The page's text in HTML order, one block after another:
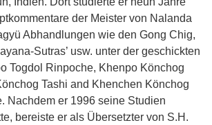
der Meister von Nalanda
Abhandlungen wie den Gong Chig,
Sutras’ usw. unter der geschickten
Togdol Rinpoche, Khenpo Könchog
Tashi and Khenchen Könchog
Nachdem er 1996 seine Studien
bereiste er als Übersetzter von S.H.